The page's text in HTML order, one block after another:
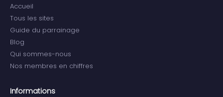
Accueil
Tous les sites
Guide du parrainage
Blog
Qui sommes-nous
Nos membres en chiffres
Informations